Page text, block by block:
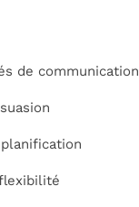
de communication